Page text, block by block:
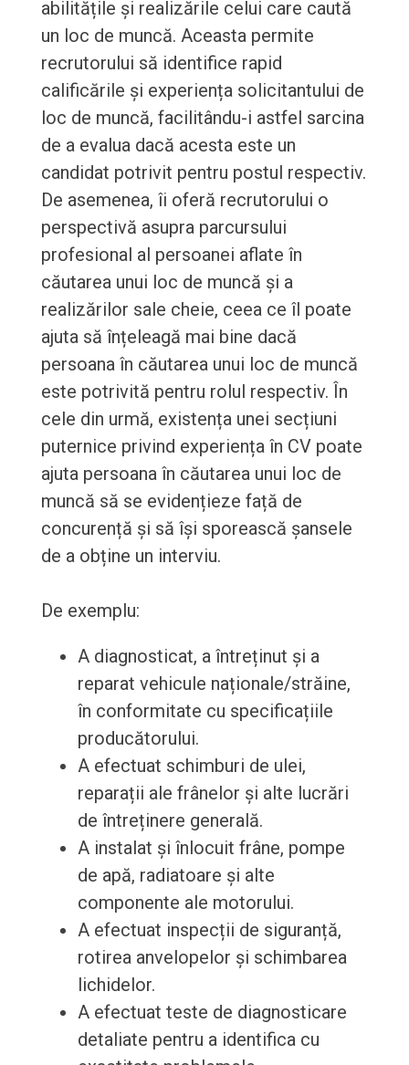
abilitățile și realizările celui care caută
un loc de muncă. Aceasta permite
recrutorului să identifice rapid
calificările și experiența solicitantului de
loc de muncă, facilitându-i astfel sarcina
de a evalua dacă acesta este un
candidat potrivit pentru postul respectiv.
De asemenea, îi oferă recrutorului o
perspectivă asupra parcursului
profesional al persoanei aflate în
căutarea unui loc de muncă și a
realizărilor sale cheie, ceea ce îl poate
ajuta să înțeleagă mai bine dacă
persoana în căutarea unui loc de muncă
este potrivită pentru rolul respectiv. În
cele din urmă, existența unei secțiuni
puternice privind experiența în CV poate
ajuta persoana în căutarea unui loc de
muncă să se evidențieze față de
concurență și să își sporească șansele
de a obține un interviu.
De exemplu:
A diagnosticat, a întreținut și a
reparat vehicule naționale/străine,
în conformitate cu specificațiile
producătorului.
A efectuat schimburi de ulei,
reparații ale frânelor și alte lucrări
de întreținere generală.
A instalat și înlocuit frâne, pompe
de apă, radiatoare și alte
componente ale motorului.
A efectuat inspecții de siguranță,
rotirea anvelopelor și schimbarea
lichidelor.
A efectuat teste de diagnosticare
detaliate pentru a identifica cu